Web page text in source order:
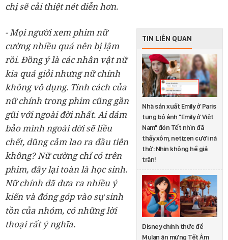
chị sẽ cải thiệt nét diễn hơn.
TIN LIÊN QUAN
Nhà sản xuất Emily ở Paris
tung bộ ảnh "Emily ở Việt
Nam" đón Tết nhìn đã
thấy xôm, netizen cười ná
thở: Nhìn không hề giả
trân!
Disney chính thức để
Mulan ăn mừng Tết Âm
- Mọi người xem phim nữ
cường nhiều quá nên bị lậm
rồi. Đồng ý là các nhân vật nữ
kia quá giỏi nhưng nữ chính
không vô dụng. Tính cách của
nữ chính trong phim cũng gần
gũi với ngoài đời nhất. Ai dám
bảo mình ngoài đời sẽ liều
chết, dũng cảm lao ra đầu tiên
không? Nữ cường chỉ có trên
phim, đây lại toàn là học sinh.
Nữ chính đã đưa ra nhiều ý
kiến và đóng góp vào sự sinh
tồn của nhóm, có những lời
thoại rất ý nghĩa.